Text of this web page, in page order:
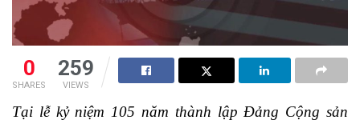
0
SHARES
259
VIEWS
Tại lễ kỷ niệm 105 năm thành lập Đảng Cộng sản